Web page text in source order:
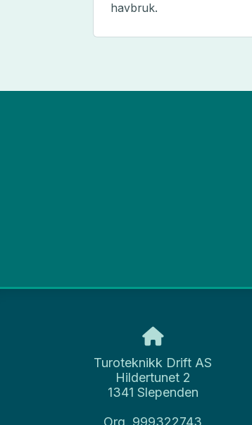
havbruk.
Turoteknikk Drift AS
Hildertunet 2
1341 Slependen
Org. 999322743